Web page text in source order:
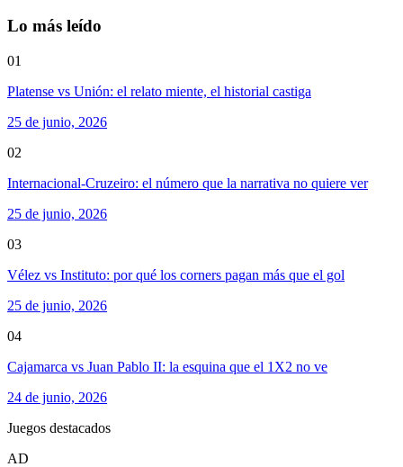
Lo más leído
01
Platense vs Unión: el relato miente, el historial castiga
25 de junio, 2026
02
Internacional-Cruzeiro: el número que la narrativa no quiere ver
25 de junio, 2026
03
Vélez vs Instituto: por qué los corners pagan más que el gol
25 de junio, 2026
04
Cajamarca vs Juan Pablo II: la esquina que el 1X2 no ve
24 de junio, 2026
Juegos destacados
AD